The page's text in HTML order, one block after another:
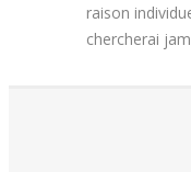
raison
chercherai